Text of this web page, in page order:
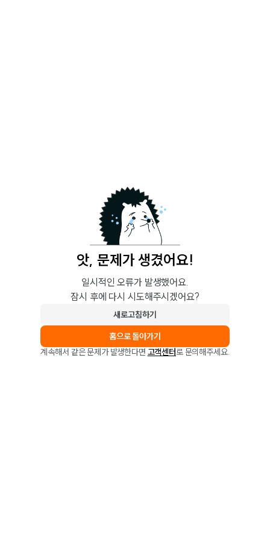
앗, 문제가 생겼어요!
일시적인 오류가 발생했어요.
잠시 후에 다시 시도해주시겠어요?
새로고침하기
홈으로 돌아가기
계속해서 같은 문제가 발생한다면 고객센터로 문의해주세요.